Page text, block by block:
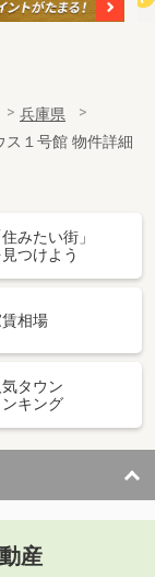
兵庫県
ス１号館 物件詳細
住みたい街」
つけよう
相場
気タウン
ンキング
産